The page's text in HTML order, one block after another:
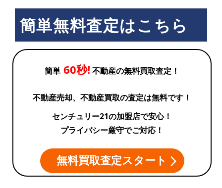
簡単無料査定はこちら
簡単 60秒! 不動産の無料買取査定！
不動産売却、不動産買取の査定は無料です！
センチュリー21の加盟店で安心！
プライバシー厳守でご対応！
無料買取査定スタート